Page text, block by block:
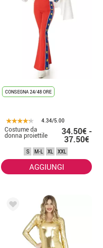
CONSEGNA 24/48 ORE
4.34/5.00
Costume da
donna proiettile 34.50€ -
37.50€
S M-L XL XXL
AGGIUNGI